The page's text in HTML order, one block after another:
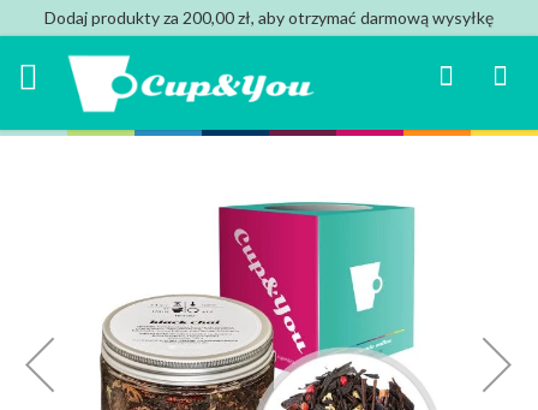
Dodaj produkty za 200,00 zł, aby otrzymać darmową wysyłkę
Mój
Search